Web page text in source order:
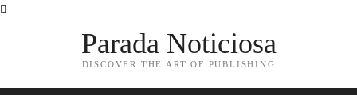
Parada Noticiosa
DISCOVER THE ART OF PUBLISHING